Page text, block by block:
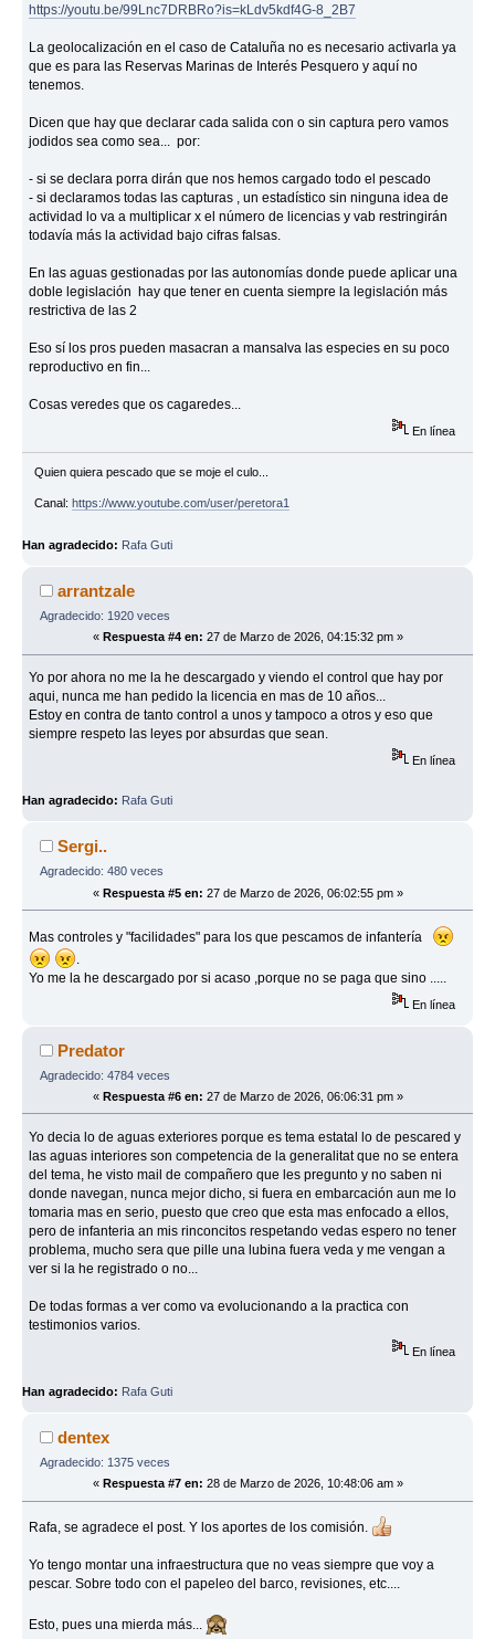
https://youtu.be/99Lnc7DRBRo?is=kLdv5kdf4G-8_2B7
La geolocalización en el caso de Cataluña no es necesario activarla ya
que es para las Reservas Marinas de Interés Pesquero y aquí no
tenemos.
Dicen que hay que declarar cada salida con o sin captura pero vamos
jodidos sea como sea... por:
- si se declara porra dirán que nos hemos cargado todo el pescado
- si declaramos todas las capturas , un estadístico sin ninguna idea de
actividad lo va a multiplicar x el número de licencias y vab restringirán
todavía más la actividad bajo cifras falsas.
En las aguas gestionadas por las autonomías donde puede aplicar una
doble legislación hay que tener en cuenta siempre la legislación más
restrictiva de las 2
Eso sí los pros pueden masacran a mansalva las especies en su poco
reproductivo en fin...
Cosas veredes que os cagaredes...
En línea
Quien quiera pescado que se moje el culo...
Canal: https://www.youtube.com/user/peretora1
Han agradecido: Rafa Guti
arrantzale
Agradecido: 1920 veces
« Respuesta #4 en: 27 de Marzo de 2026, 04:15:32 pm »
Yo por ahora no me la he descargado y viendo el control que hay por
aqui, nunca me han pedido la licencia en mas de 10 años...
Estoy en contra de tanto control a unos y tampoco a otros y eso que
siempre respeto las leyes por absurdas que sean.
En línea
Han agradecido: Rafa Guti
Sergi..
Agradecido: 480 veces
« Respuesta #5 en: 27 de Marzo de 2026, 06:02:55 pm »
Mas controles y "facilidades" para los que pescamos de infantería
Yo me la he descargado por si acaso ,porque no se paga que sino .....
En línea
Predator
Agradecido: 4784 veces
« Respuesta #6 en: 27 de Marzo de 2026, 06:06:31 pm »
Yo decia lo de aguas exteriores porque es tema estatal lo de pescared y
las aguas interiores son competencia de la generalitat que no se entera
del tema, he visto mail de compañero que les pregunto y no saben ni
donde navegan, nunca mejor dicho, si fuera en embarcación aun me lo
tomaria mas en serio, puesto que creo que esta mas enfocado a ellos,
pero de infanteria an mis rinconcitos respetando vedas espero no tener
problema, mucho sera que pille una lubina fuera veda y me vengan a
ver si la he registrado o no...
De todas formas a ver como va evolucionando a la practica con
testimonios varios.
En línea
Han agradecido: Rafa Guti
dentex
Agradecido: 1375 veces
« Respuesta #7 en: 28 de Marzo de 2026, 10:48:06 am »
Rafa, se agradece el post. Y los aportes de los comisión.
Yo tengo montar una infraestructura que no veas siempre que voy a
pescar. Sobre todo con el papeleo del barco, revisiones, etc....
Esto, pues una mierda más...